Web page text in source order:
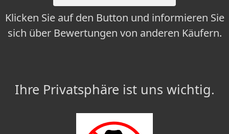
Klicken Sie auf den Button und informieren Sie
sich über Bewertungen von anderen Käufern.
Ihre Privatsphäre ist uns wichtig.